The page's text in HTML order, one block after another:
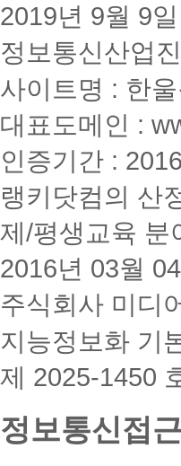
2019년 9월 9일
정보통신산업
사이트명 : 한
대표도메인 :
인증기간 :
랭키닷컴의 산
제/평생교육 분
2016년 03월
주식회사 미디
지능정보화 기
제 2025-1450
정보통신접